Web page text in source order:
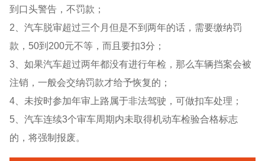
到口头警告，不罚款；
2、汽车脱审超过三个月但是不到两年的话，需要缴纳罚
款，50到200元不等，而且要扣3分；
3、如果汽车超过两年都没有进行年检，那么车辆挡案会被
注销，一般会交纳罚款才给予恢复的；
4、未按时参加年审上路属于非法驾驶，可做扣车处理；
5、汽车连续3个审车周期内未取得机动车检验合格标志
的，将强制报废。